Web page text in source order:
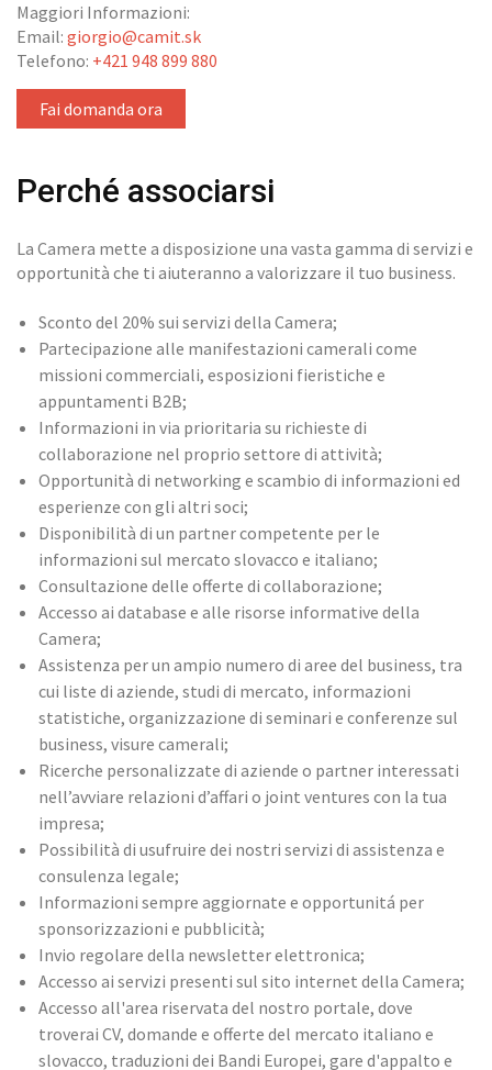
Maggiori Informazioni:
Email: giorgio@camit.sk
Telefono: +421 948 899 880
Fai domanda ora
Perché associarsi
La Camera mette a disposizione una vasta gamma di servizi e
opportunità che ti aiuteranno a valorizzare il tuo business.
Sconto del 20% sui servizi della Camera;
Partecipazione alle manifestazioni camerali come
missioni commerciali, esposizioni fieristiche e
appuntamenti B2B;
Informazioni in via prioritaria su richieste di
collaborazione nel proprio settore di attività;
Opportunità di networking e scambio di informazioni ed
esperienze con gli altri soci;
Disponibilità di un partner competente per le
informazioni sul mercato slovacco e italiano;
Consultazione delle offerte di collaborazione;
Accesso ai database e alle risorse informative della
Camera;
Assistenza per un ampio numero di aree del business, tra
cui liste di aziende, studi di mercato, informazioni
statistiche, organizzazione di seminari e conferenze sul
business, visure camerali;
Ricerche personalizzate di aziende o partner interessati
nell’avviare relazioni d’affari o joint ventures con la tua
impresa;
Possibilità di usufruire dei nostri servizi di assistenza e
consulenza legale;
Informazioni sempre aggiornate e opportunitá per
sponsorizzazioni e pubblicità;
Invio regolare della newsletter elettronica;
Accesso ai servizi presenti sul sito internet della Camera;
Accesso all'area riservata del nostro portale, dove
troverai CV, domande e offerte del mercato italiano e
slovacco, traduzioni dei Bandi Europei, gare d'appalto e